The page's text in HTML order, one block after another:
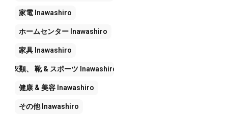
家電 Inawashiro
ホームセンター Inawashiro
家具 Inawashiro
衣類、 靴 & スポーツ Inawashiro
健康 & 美容 Inawashiro
その他Inawashiro